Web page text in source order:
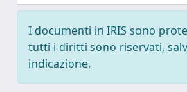
I documenti in IRIS sono
tutti i diritti sono riservati,
indicazione.